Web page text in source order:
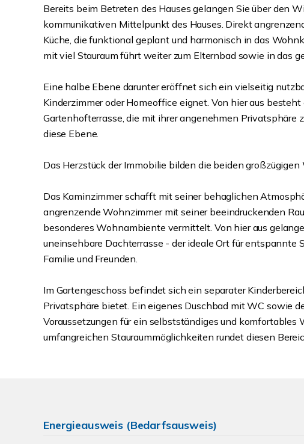
Bereits beim Betreten des Hauses gelangen Sie über den
kommunikativen Mittelpunkt des Hauses. Direkt
Küche, die funktional geplant und harmonisch in das
mit viel Stauraum führt weiter zum Elternbad sowie in das
Eine halbe Ebene darunter eröffnet sich ein vielseitig
Kinderzimmer oder Homeoffice eignet. Von hier aus
Gartenhofterrasse, die mit ihrer angenehmen
diese Ebene.
Das Herzstück der Immobilie bilden die beiden großzügigen
Das Kaminzimmer schafft mit seiner behaglichen
angrenzende Wohnzimmer mit seiner beeindruckenden
besonderes Wohnambiente vermittelt. Von hier aus
uneinsehbare Dachterrasse - der ideale Ort für entspannte
Familie und Freunden.
Im Gartengeschoss befindet sich ein separater
Privatsphäre bietet. Ein eigenes Duschbad mit WC sowie
Voraussetzungen für ein selbstständiges und komfortables
umfangreichen Stauraummöglichkeiten rundet diesen
Energieausweis (Bedarfsausweis)